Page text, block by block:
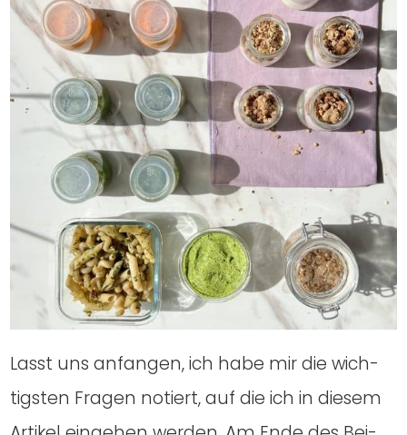
Lasst uns anfan­gen, ich habe mir die wich­
tigs­ten Fra­gen notiert, auf die ich in die­sem